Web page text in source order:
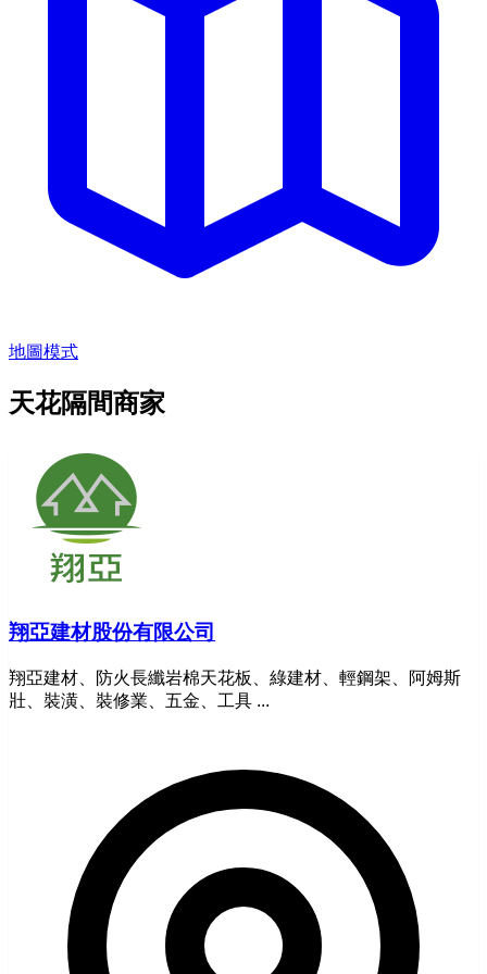
地圖模式
天花隔間商家
翔亞建材股份有限公司
翔亞建材、防火長纖岩棉天花板、綠建材、輕鋼架、阿姆斯
壯、裝潢、裝修業、五金、工具 ...